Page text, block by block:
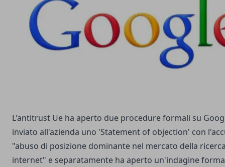
L'antitrust Ue ha aperto due procedure formali su
inviato all'azienda uno 'Statement of objection' con
"abuso di posizione dominante nel mercato della
internet" e separatamente ha aperto un'indagine